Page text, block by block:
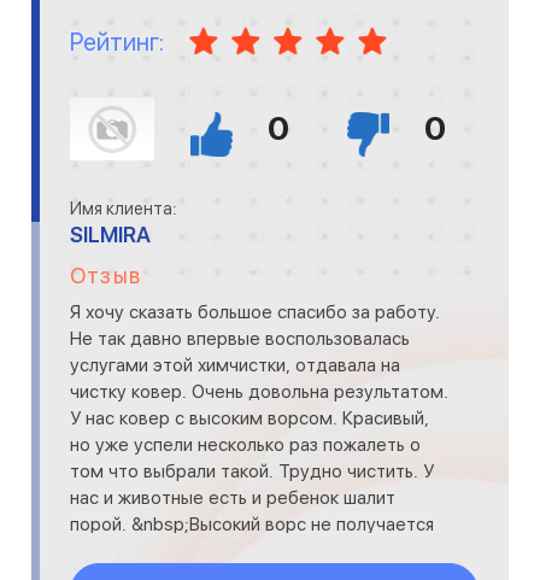
Рейтинг:
0 0
Имя клиента:
SILMIRA
Отзыв
Я хочу сказать большое спасибо за работу.
Не так давно впервые воспользовалась
услугами этой химчистки, отдавала на
чистку ковер. Очень довольна результатом.
У нас ковер с высоким ворсом. Красивый,
но уже успели несколько раз пожалеть о
том что выбрали такой. Трудно чистить. У
нас и животные есть и ребенок шалит
порой. &nbsp;Высокий ворс не получается